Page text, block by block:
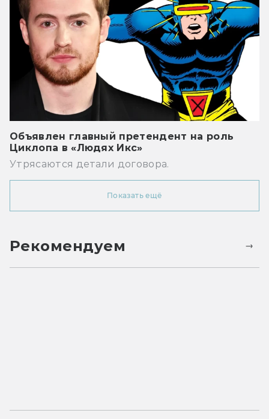
Объявлен главный претендент на роль
Циклопа в «Людях Икс»
Утрясаются детали договора.
Показать ещё
Рекомендуем